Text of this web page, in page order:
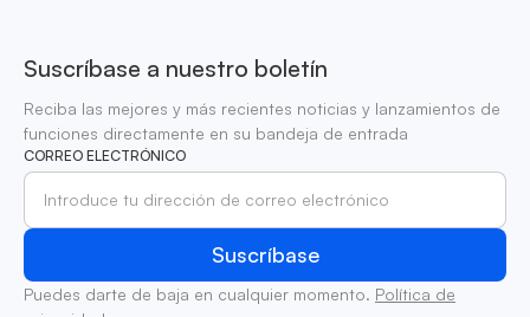
Suscríbase a nuestro boletín
Reciba las mejores y más recientes noticias y lanzamientos de
funciones directamente en su bandeja de entrada
CORREO ELECTRÓNICO
Puedes darte de baja en cualquier momento. Política de